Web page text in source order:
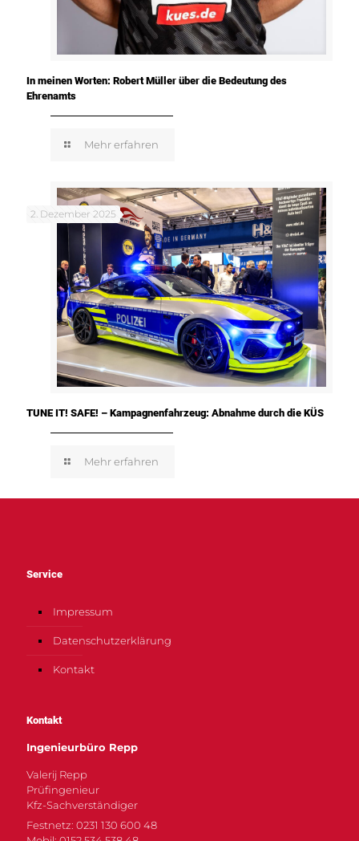
In meinen Worten: Robert Müller über die Bedeutung des
Ehrenamts
Mehr erfahren
2. Dezember 2025
TUNE IT! SAFE! – Kampagnenfahrzeug: Abnahme durch die KÜS
Mehr erfahren
Service
Impressum
Datenschutzerklärung
Kontakt
Kontakt
Ingenieurbüro Repp
Valerij Repp
Prüfingenieur
Kfz-Sachverständiger
Festnetz: 0231 130 600 48